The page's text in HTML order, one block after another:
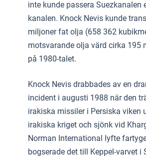
inte kunde passera Suezkanalen
kanalen. Knock Nevis kunde
miljoner fat olja (658 362
motsvarande olja värd cirka 195
på 1980-talet.
Knock Nevis drabbades av en
incident i augusti 1988 när den
irakiska missiler i Persiska viken
irakiska kriget och sjönk vid
Norman International lyfte
bogserade det till Keppel-varvet i